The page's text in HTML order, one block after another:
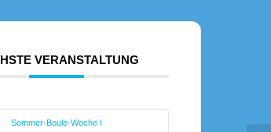
VERANSTALTUNG
Sommer-Boule-Woche I